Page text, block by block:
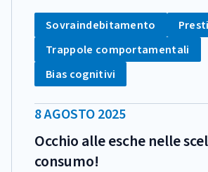
CATEGORIA:
Tag:
Sovraindebitamento Tag:
Tag:
Trappole comportamentali
Tag:
Bias cognitivi
DATA
PUBBLICAZIONE:
8 AGOSTO 2025
Occhio alle esche nelle
consumo!